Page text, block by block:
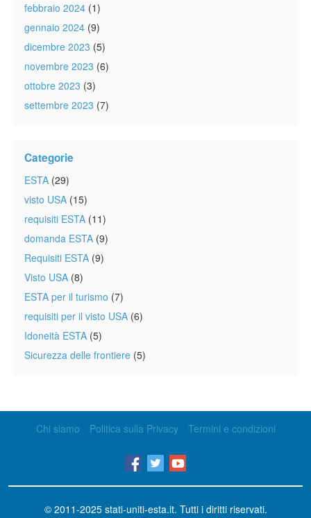
febbraio 2024 (1)
gennaio 2024 (9)
dicembre 2023 (5)
novembre 2023 (6)
ottobre 2023 (3)
settembre 2023 (7)
Categorie
ESTA (29)
visto USA (15)
requisiti ESTA (11)
domanda ESTA (9)
Requisiti ESTA (9)
Visto USA (8)
ESTA per il turismo (7)
requisiti per il visto USA (6)
Idoneità ESTA (5)
Sicurezza delle frontiere (5)
Chi siamo Politica sulla Privacy Termini e condizioni
© 2011-2025 stati-uniti-esta.it. Tutti i diritti riservati.